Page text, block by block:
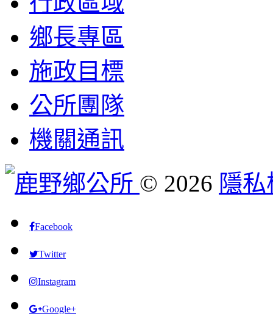
鄉長專區
施政目標
公所團隊
機關通訊
© 2026 隱
Facebook
Twitter
Instagram
Google+